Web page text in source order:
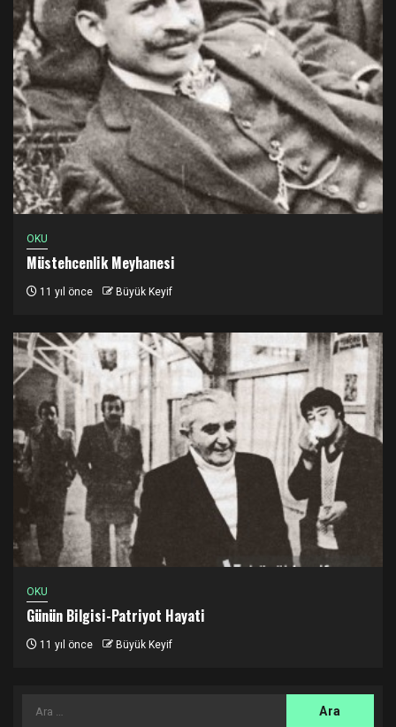
OKU
Müstehcenlik Meyhanesi
11 yıl önce Büyük Keyif
OKU
Günün Bilgisi-Patriyot Hayati
11 yıl önce Büyük Keyif
Arama: